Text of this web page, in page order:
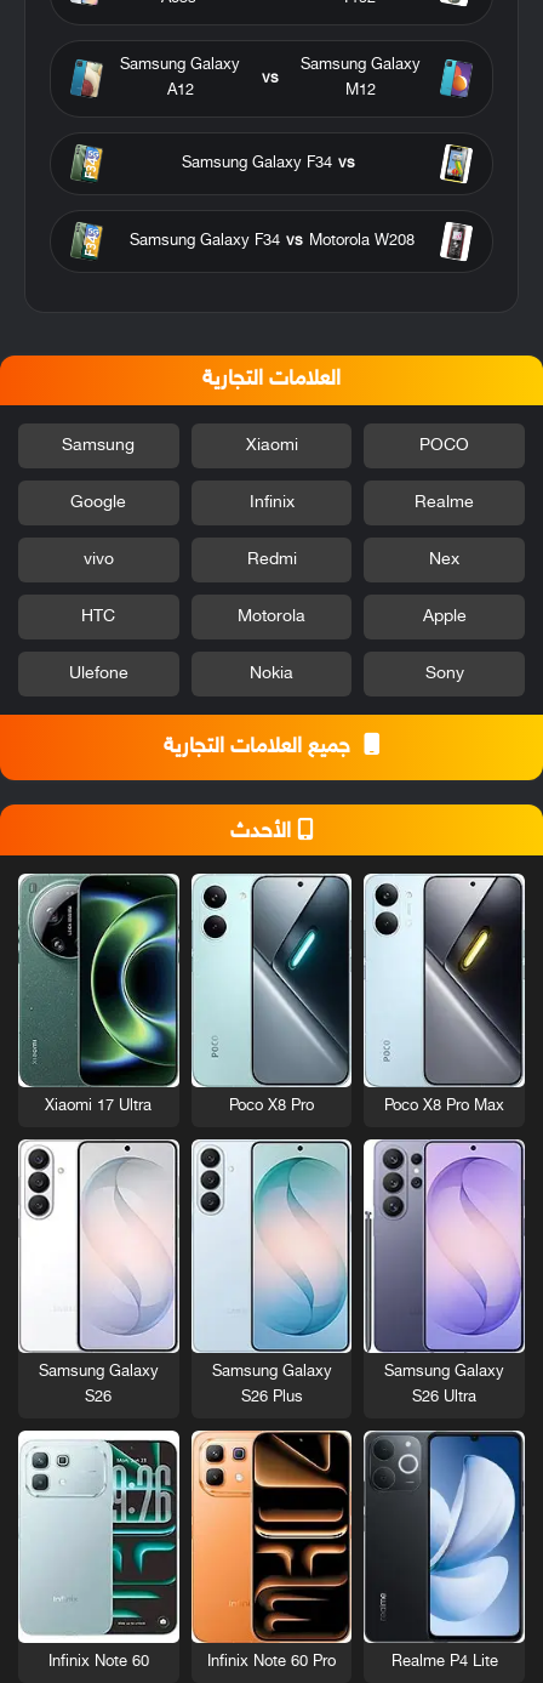
Samsung Galaxy
M12
vs
Samsung Galaxy
A12
vs
Samsung Galaxy F34
Motorola W208
vs
Samsung Galaxy F34
العلامات التجارية
POCO
Xiaomi
Samsung
Realme
Infinix
Google
Nex
Redmi
vivo
Apple
Motorola
HTC
Sony
Nokia
Ulefone
جميع العلامات التجارية
الأحدث
Poco X8 Pro Max
Poco X8 Pro
Xiaomi 17 Ultra
Samsung Galaxy
S26 Ultra
Samsung Galaxy
S26 Plus
Samsung Galaxy
S26
Realme P4 Lite
Infinix Note 60 Pro
Infinix Note 60